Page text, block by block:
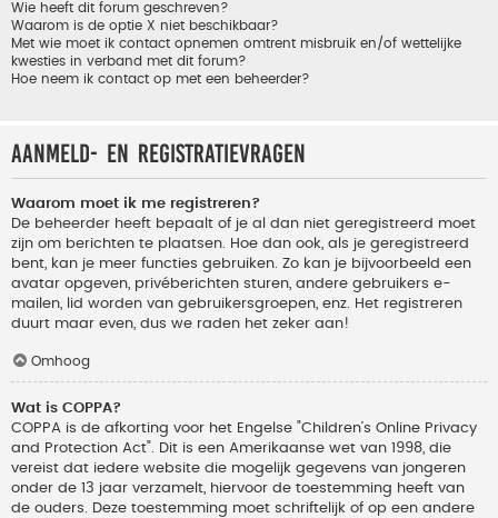
Wie heeft dit forum geschreven?
Waarom is de optie X niet beschikbaar?
Met wie moet ik contact opnemen omtrent misbruik en/of wettelijke
kwesties in verband met dit forum?
Hoe neem ik contact op met een beheerder?
Aanmeld- en registratievragen
Waarom moet ik me registreren?
De beheerder heeft bepaalt of je al dan niet geregistreerd moet
zijn om berichten te plaatsen. Hoe dan ook, als je geregistreerd
bent, kan je meer functies gebruiken. Zo kan je bijvoorbeeld een
avatar opgeven, privéberichten sturen, andere gebruikers e-
mailen, lid worden van gebruikersgroepen, enz. Het registreren
duurt maar even, dus we raden het zeker aan!
Omhoog
Wat is COPPA?
COPPA is de afkorting voor het Engelse "Children’s Online Privacy
and Protection Act". Dit is een Amerikaanse wet van 1998, die
vereist dat iedere website die mogelijk gegevens van jongeren
onder de 13 jaar verzamelt, hiervoor de toestemming heeft van
de ouders. Deze toestemming moet schriftelijk of op een andere